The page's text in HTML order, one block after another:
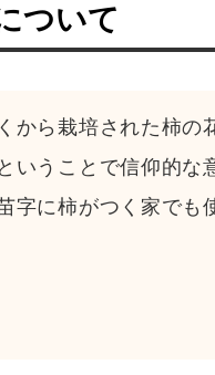
ついて
から栽培された柿の
いうことで信仰的な
字に柿がつく家でも